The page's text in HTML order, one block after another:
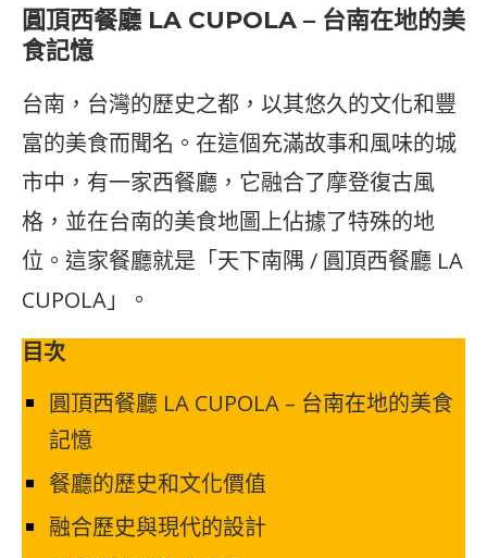
圓頂西餐廳 LA CUPOLA – 台南在地的美
食記憶
台南，台灣的歷史之都，以其悠久的文化和豐
富的美食而聞名。在這個充滿故事和風味的城
市中，有一家西餐廳，它融合了摩登復古風
格，並在台南的美食地圖上佔據了特殊的地
位。這家餐廳就是「天下南隅 / 圓頂西餐廳 LA
CUPOLA」。
目次
圓頂西餐廳 LA CUPOLA – 台南在地的美食
記憶
餐廳的歷史和文化價值
融合歷史與現代的設計